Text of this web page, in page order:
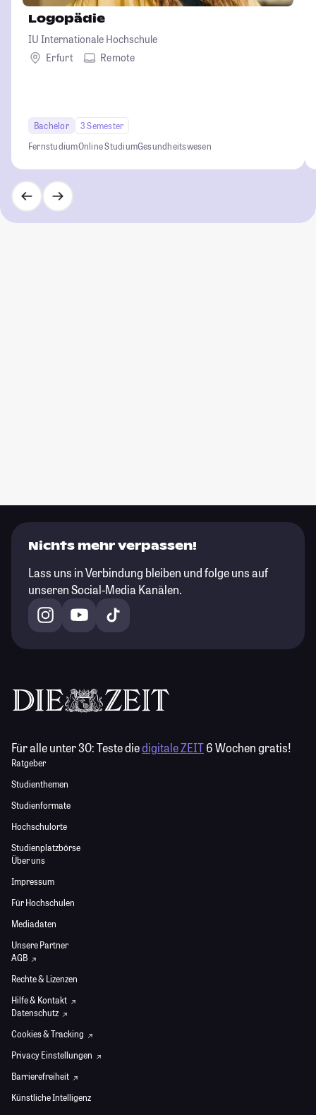
Logopädie
IU Internationale Hochschule
Erfurt
Remote
Bachelor
3 Semester
FernstudiumOnline StudiumGesundheitswesen
Nichts mehr verpassen!
Lass uns in Verbindung bleiben und folge uns auf
unseren Social-Media Kanälen.
Für alle unter 30:Teste diedigitale ZEIT6 Wochen gratis!
Ratgeber
Studienthemen
Studienformate
Hochschulorte
Studienplatzbörse
Über uns
Impressum
Für Hochschulen
Mediadaten
Unsere Partner
AGB
Rechte & Lizenzen
Hilfe & Kontakt
Datenschutz
Cookies & Tracking
Privacy Einstellungen
Barrierefreiheit
Künstliche Intelligenz